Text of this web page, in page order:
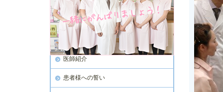
医師紹介
患者様への誓い